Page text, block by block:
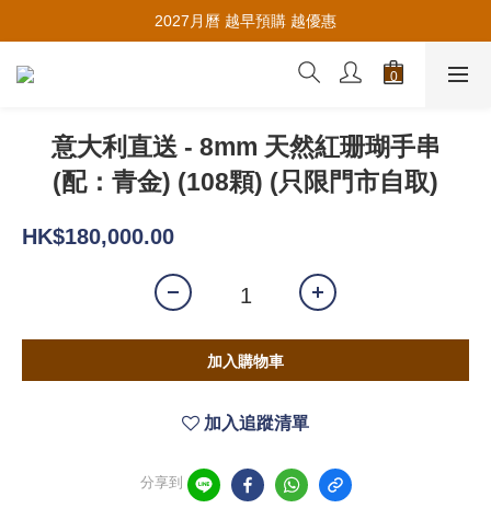
推薦新會員入會，賺取購物金🪙
2027月曆 越早預購 越優惠
推薦新會員入會，賺取購物金🪙
意大利直送 - 8mm 天然紅珊瑚手串
(配：青金) (108顆) (只限門市自取)
HK$180,000.00
加入購物車
加入追蹤清單
分享到